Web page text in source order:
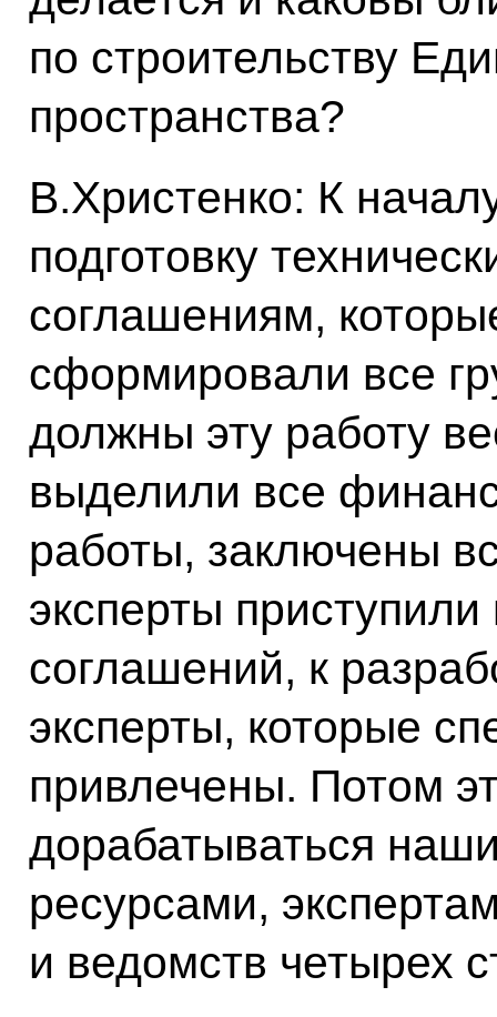
по строительству
пространства?
В.Христенко: К
подготовку
соглашениям,
сформировали все
должны эту работу
выделили все
работы, заключены
эксперты
соглашений, к
эксперты, которые
привлечены. Потом
дорабатываться
ресурсами,
и ведомств четырех